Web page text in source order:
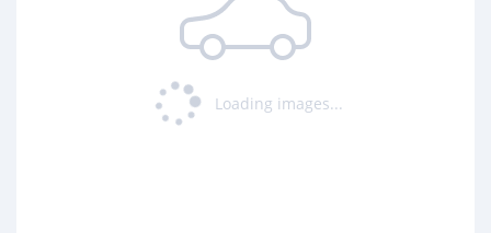
Loading images...